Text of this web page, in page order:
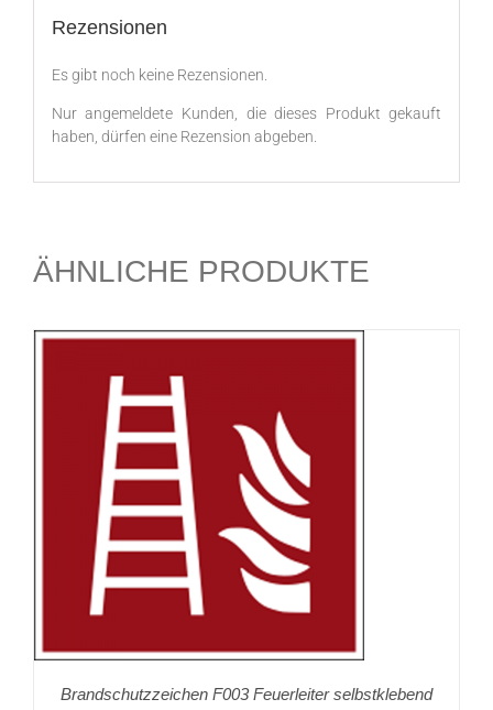
Rezensionen
Es gibt noch keine Rezensionen.
Nur angemeldete Kunden, die dieses Produkt gekauft
haben, dürfen eine Rezension abgeben.
ÄHNLICHE PRODUKTE
Brandschutzzeichen F003 Feuerleiter selbstklebend